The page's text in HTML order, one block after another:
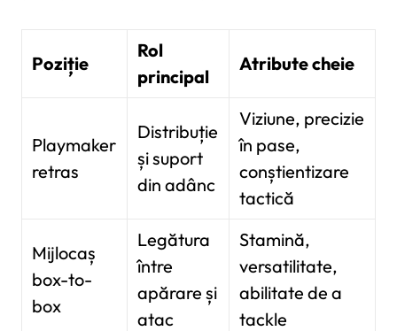
Poziție
Rol
principal
Atribute cheie
Playmaker
retras
Distribuție
și suport
din adânc
Viziune, precizie
în pase,
conștientizare
tactică
Mijlocaș
box-to-
box
Legătura
între
apărare și
atac
Stamină,
versatilitate,
abilitate de a
tackle